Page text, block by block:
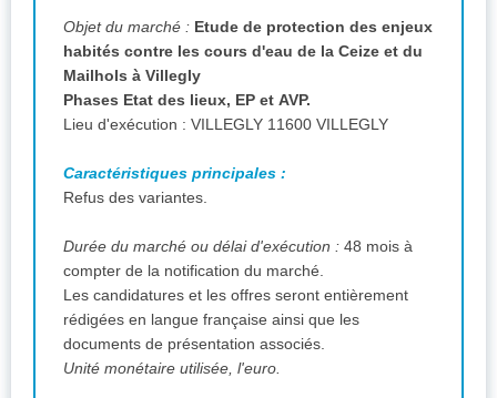
Objet du marché : Etude de protection des enjeux
habités contre les cours d'eau de la Ceize et du
Mailhols à Villegly
Phases Etat des lieux, EP et AVP.
Lieu d'exécution : VILLEGLY 11600 VILLEGLY
Caractéristiques principales :
Refus des variantes.
Durée du marché ou délai d'exécution : 48 mois à
compter de la notification du marché.
Les candidatures et les offres seront entièrement
rédigées en langue française ainsi que les
documents de présentation associés.
Unité monétaire utilisée, l'euro.